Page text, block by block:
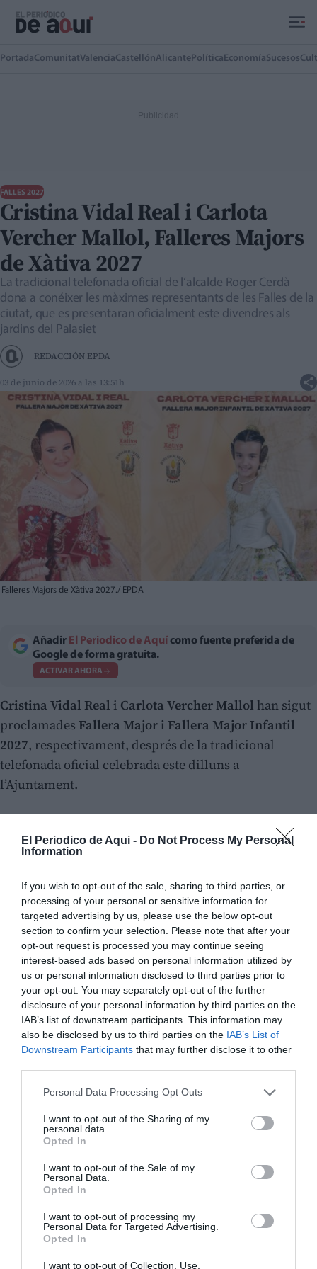
El Periodico de Aqui - Do Not Process My Personal
Information
If you wish to opt-out of the sale, sharing to third parties, or
processing of your personal or sensitive information for
targeted advertising by us, please use the below opt-out
section to confirm your selection. Please note that after your
opt-out request is processed you may continue seeing
interest-based ads based on personal information utilized by
us or personal information disclosed to third parties prior to
your opt-out. You may separately opt-out of the further
disclosure of your personal information by third parties on the
IAB’s list of downstream participants. This information may
also be disclosed by us to third parties on the IAB’s List of
Downstream Participants that may further disclose it to other
Personal Data Processing Opt Outs
I want to opt-out of the Sharing of my
personal data.
Opted In
I want to opt-out of the Sale of my
Personal Data.
Opted In
I want to opt-out of processing my
Personal Data for Targeted Advertising.
Opted In
I want to opt-out of Collection, Use,
PortadaComunitatValenciaCastellónAlicante Política EconomíaSucesos
FALLES 2027
Cristina Vidal Real i Carlota
Vercher Mallol, Falleres Majors
de Xàtiva 2027
La tradicional telefonada oficial de l’alcalde Roger Cerdà
dona a conéixer les màximes representants de les Falles de la
ciutat, que es presentaran oficialment este divendres als
jardins del Palasiet
REDACCIÓN EPDA
03 de junio de 2026 a las 13:51h
Falleres Majors de Xàtiva 2027./ EPDA
Añadir El Periodico de Aquí como fuente preferida de
Google de forma gratuita.
ACTIVAR AHORA
Cristina Vidal Real i Carlota Vercher Mallol han sigut
proclamades Fallera Major i Fallera Major Infantil
2027, respectivament, després de la tradicional
telefonada oficial celebrada este dilluns a
l’Ajuntament.
L’acte va estar encapçalat per l’alcalde de la ciutat,
Roger Cerdà i Boluda, acompanyat per la regidora de
Junta Local Fallera,Paco Sisternes, que van ser els
encarregats de comunicar la decisió a les noves
màximes representants del món faller xativí.
La Fallera Major de Xàtiva 2027,Cristina Vidal Real
té 23 anys i forma part de la comissióEl Cid Plaça de
la Trinitat. Ja va exercir com a Fallera Major en 2024 i
ha desenvolupat diversos càrrecs dins de la seua
comissió, com ara tresoreria i delegada infantil. Vidal
Per la seua banda, la Fallera Major Infantil 2027,
Carlota Vercher Mallol
i ja va ser Fallera Major de la seua comissió en
2025. Actualment cursa cinqué de Primària al
col·legi Ntra. Sra. de la Seu (Dominiques) i és fallera
des de la infància, participant habitualment en
activitats com playbacks infantils, cavalcades i
presentacions. Destaca, a més, el seu vincle familiar